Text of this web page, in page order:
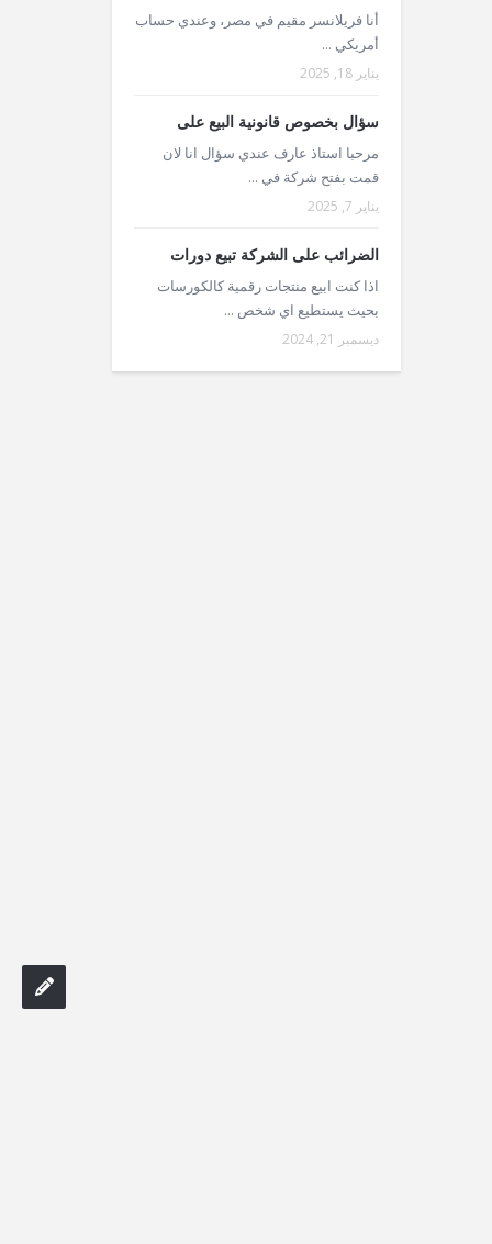
أنا فريلانسر مقيم في مصر، وعندي حساب
أمريكي ...
يناير 18, 2025
سؤال بخصوص قانونية البيع على
مرحبا استاذ عارف عندي سؤال انا لان
قمت بفتح شركة في ...
يناير 7, 2025
الضرائب على الشركة تبيع دورات
اذا كنت ابيع منتجات رقمية كالكورسات
بحيث يستطيع اي شخص ...
ديسمبر 21, 2024